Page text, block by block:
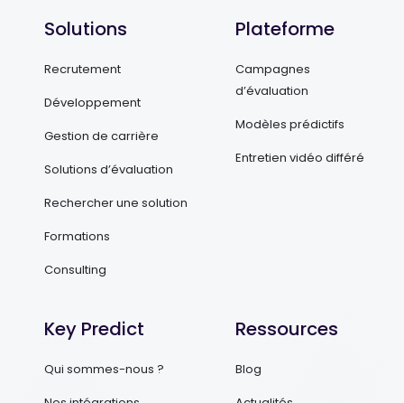
Solutions
Recrutement
Développement
Gestion de carrière
Solutions d’évaluation
Rechercher une solution
Formations
Consulting
Plateforme
Campagnes
d’évaluation
Modèles prédictifs
Entretien vidéo différé
Key Predict
Qui sommes-nous ?
Ressources
Blog